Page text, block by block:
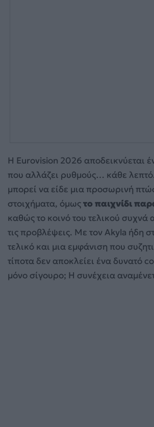
Η Eurovision 2026 αποδεικνύεται
που αλλάζει ρυθμούς… κάθε
μπορεί να είδε μια προσωρινή
στοιχήματα, όμωςτο παιχνίδι
καθώς το κοινό του τελικού συχνά
τις προβλέψεις. Με τον Akyla ήδη
τελικό και μια εμφάνιση που
τίποτα δεν αποκλείει ένα δυνατό
μόνο σίγουρο; Η συνέχεια